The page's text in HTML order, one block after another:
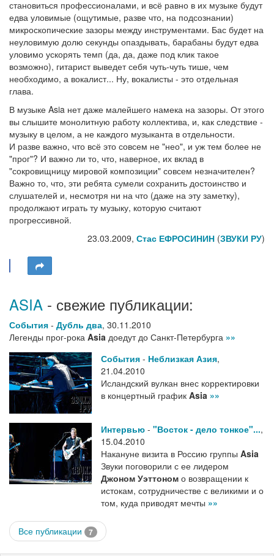
становиться профессионалами, и всё равно в их музыке будут
едва уловимые (ощутимые, разве что, на подсознании)
микроскопические зазоры между инструментами. Бас будет на
неуловимую долю секунды опаздывать, барабаны будут едва
уловимо ускорять темп (да, да, даже под клик такое
возможно), гитарист выведет себя чуть-чуть тише, чем
необходимо, а вокалист... Ну, вокалисты - это отдельная
глава.
В музыке Asia нет даже малейшего намека на зазоры. От этого
вы слышите монолитную работу коллектива, и, как следствие -
музыку в целом, а не каждого музыканта в отдельности.
И разве важно, что всё это совсем не "нео", и уж тем более не
"прог"? И важно ли то, что, наверное, их вклад в
"сокровищницу мировой композиции" совсем незначителен?
Важно то, что, эти ребята сумели сохранить достоинство и
слушателей и, несмотря ни на что (даже на эту заметку),
продолжают играть ту музыку, которую считают
прогрессивной.
23.03.2009, Стас ЕФРОСИНИН (ЗВУКИ РУ)
ASIA - свежие публикации:
События - Дубль два, 30.11.2010
Легенды прог-рока Asia доедут до Санкт-Петербурга »»
События - Неблизкая Азия,
21.04.2010
Исландский вулкан внес корректировки
в концертный график Asia »»
Интервью - "Восток - дело тонкое"...,
15.04.2010
Накануне визита в Россию группы Asia
Звуки поговорили с ее лидером
Джоном Уэттоном о возвращении к
истокам, сотрудничестве с великими и о
том, куда приводят мечты »»
Все публикации 7